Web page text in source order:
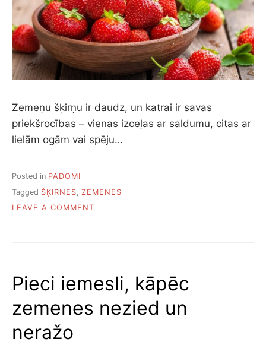
Zemeņu šķirņu ir daudz, un katrai ir savas
priekšrocības – vienas izceļas ar saldumu, citas ar
lielām ogām vai spēju…
Posted in PADOMI
Tagged ŠĶIRNES ZEMENES
LEAVE A COMMENT
GADĀ
Pieci iemesli, kāpēc
zemenes nezied un
neražo